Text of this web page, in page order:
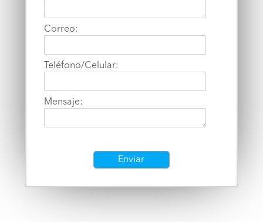
Correo:
Teléfono/Celular:
Mensaje:
Enviar